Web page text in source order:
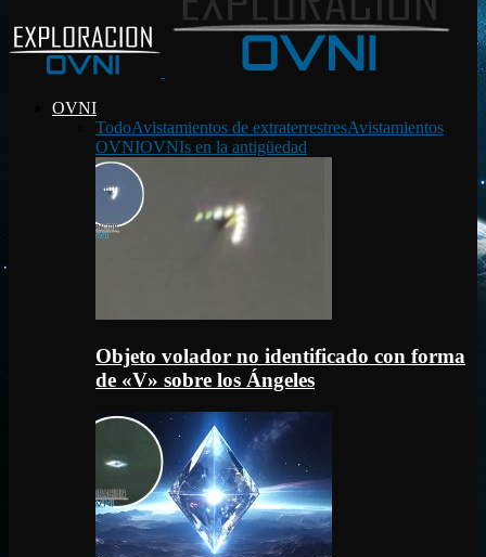
OVNI
TodoAvistamientos de extraterrestresAvistamientos
OVNIOVNIs en la antigüedad
Objeto volador no identificado con forma
de «V» sobre los Ángeles